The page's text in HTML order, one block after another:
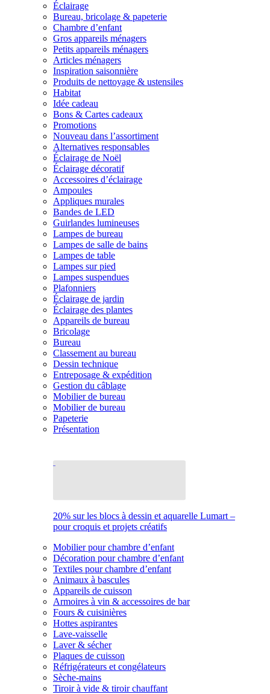
Éclairage
Bureau, bricolage & papeterie
Chambre d’enfant
Gros appareils ménagers
Petits appareils ménagers
Articles ménagers
Inspiration saisonnière
Produits de nettoyage & ustensiles
Habitat
Idée cadeau
Bons & Cartes cadeaux
Promotions
Nouveau dans l’assortiment
Alternatives responsables
Éclairage de Noël
Éclairage décoratif
Accessoires d’éclairage
Ampoules
Appliques murales
Bandes de LED
Guirlandes lumineuses
Lampes de bureau
Lampes de salle de bains
Lampes de table
Lampes sur pied
Lampes suspendues
Plafonniers
Éclairage de jardin
Éclairage des plantes
Appareils de bureau
Bricolage
Bureau
Classement au bureau
Dessin technique
Entreposage & expédition
Gestion du câblage
Mobilier de bureau
Mobilier de bureau
Papeterie
Présentation
20% sur les blocs à dessin et aquarelle Lumart –
pour croquis et projets créatifs
Mobilier pour chambre d’enfant
Décoration pour chambre d’enfant
Textiles pour chambre d’enfant
Animaux à bascules
Appareils de cuisson
Armoires à vin & accessoires de bar
Fours & cuisinières
Hottes aspirantes
Lave-vaisselle
Laver & sécher
Plaques de cuisson
Réfrigérateurs et congélateurs
Sèche-mains
Tiroir à vide & tiroir chauffant